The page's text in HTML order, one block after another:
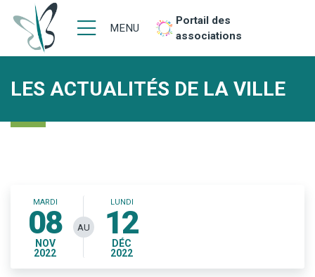
MENU
Portail des
associations
LES ACTUALITÉS DE LA VILLE
MARDI
08
NOV
2022
AU
LUNDI
12
DÉC
2022